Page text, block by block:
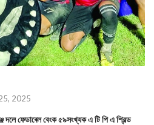
2025
ফেডাৰেল বেংক ৫৯সংখ্যক এ টি পি এ শ্বিল্ড